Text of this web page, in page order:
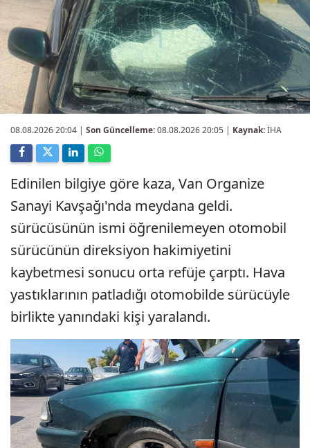
08.08.2026 20:04 | Son Güncelleme:08.08.2026 20:05 | Kaynak:İHA
Edinilen bilgiye göre kaza, Van Organize
Sanayi Kavşağı'nda meydana geldi.
sürücüsünün ismi öğrenilemeyen otomobil
sürücünün direksiyon hakimiyetini
kaybetmesi sonucu orta refüje çarptı. Hava
yastıklarının patladığı otomobilde sürücüyle
birlikte yanındaki kişi yaralandı.